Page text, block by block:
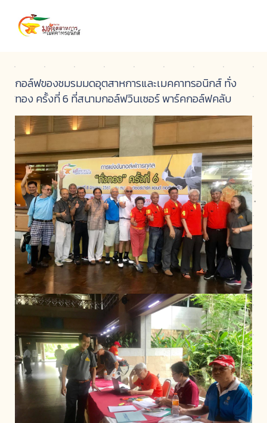
กอล์ฟของชมรมมดอุตสาหการและเมคคาทรอนิกส์ ทั่ง
ทอง ครั้งที่ 6 ที่สนามกอล์ฟวินเซอร์ พาร์คกอล์ฟคลับ